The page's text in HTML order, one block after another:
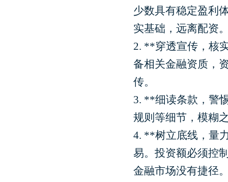
少数具有稳定盈利
实基础，远离配资
2. **穿透宣传，核
备相关金融资质，
传。
3. **细读条款，警
规则等细节，模糊
4. **树立底线，量
易。投资额必须控
金融市场没有捷径